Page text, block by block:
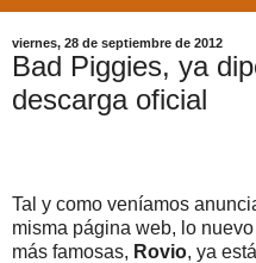
viernes, 28 de septiembre de 2012
Bad Piggies, ya
descarga oficial
Tal y como veníamos
misma página web, lo
más famosas, Rovio, ya